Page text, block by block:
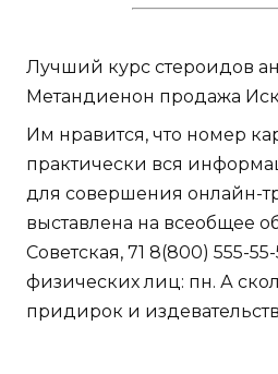
Лучший курс стероидов
Метандиенон продажа
Им нравится, что номер
практически вся
для совершения онлайн-
выставлена на всеобщее
Советская, 71 8(800) 555-
физических лиц: пн. А
придирок и